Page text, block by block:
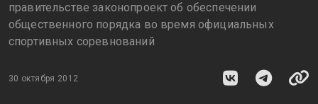
правительстве законопроект об обеспечении
общественного порядка во время официальных
спортивных соревнований
30 октября 2012